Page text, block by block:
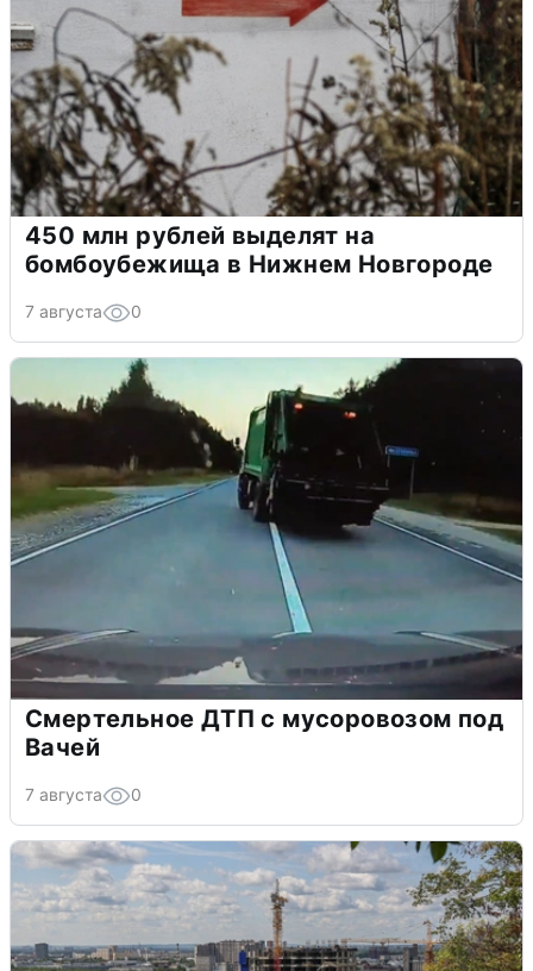
450 млн рублей выделят на
бомбоубежища в Нижнем Новгороде
7 августа 0
Смертельное ДТП с мусоровозом под
Вачей
7 августа 0